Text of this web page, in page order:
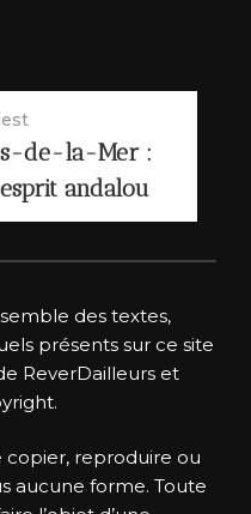
de-la-Mer :
andalou
des textes,
présents sur ce site
ReverDailleurs et
reproduire ou
aucune forme. Toute